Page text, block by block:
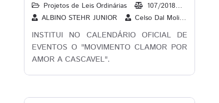
Projetos de Leis Ordinárias 107/2018
ALBINO STEHR JUNIOR
Celso Dal Molin
INSTITUI NO CALENDÁRIO OFICIAL DE
EVENTOS O "MOVIMENTO CLAMOR POR
AMOR A CASCAVEL".